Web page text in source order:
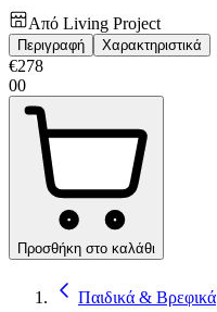
Από Living Project
Περιγραφή Χαρακτηριστικά
€278
00
Προσθήκη στο καλάθι
Παιδικά & Βρεφικά